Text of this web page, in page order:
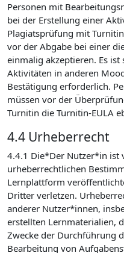
Personen mit
bei der Erstellung einer
Plagiatsprüfung mit
vor der Abgabe bei einer
einmalig akzeptieren. Es ist
Aktivitäten in anderen
Bestätigung erforderlich.
müssen vor der
Turnitin die Turnitin-EULA
4.4 Urheberrecht
4.4.1 Die*Der Nutzer*in ist
urheberrechtlichen
Lernplattform
Dritter verletzen.
anderer Nutzer*innen,
erstellten Lernmaterialien,
Zwecke der Durchführung
Bearbeitung von